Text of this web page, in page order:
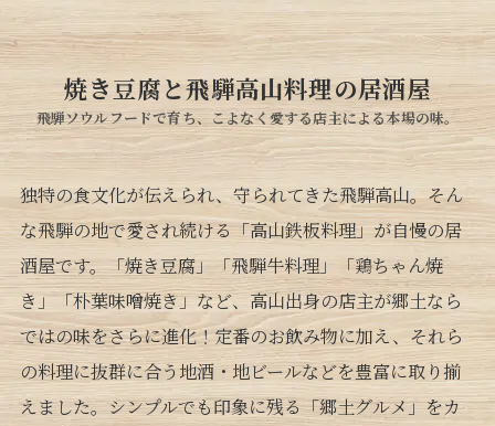
焼き豆腐と飛騨高山料理の居酒屋
飛騨ソウルフードで育ち、こよなく愛する店主による本場の味。
独特の食文化が伝えられ、守られてきた飛騨高山。そん
な飛騨の地で愛され続ける「高山鉄板料理」が自慢の居
酒屋です。「焼き豆腐」「飛騨牛料理」「鶏ちゃん焼
き」「朴葉味噌焼き」など、高山出身の店主が郷土なら
ではの味をさらに進化！定番のお飲み物に加え、それら
の料理に抜群に合う地酒・地ビールなどを豊富に取り揃
えました。シンプルでも印象に残る「郷土グルメ」をカ